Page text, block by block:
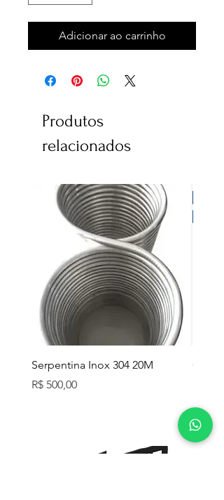
Adicionar ao carrinho
Produtos
relacionados
Serpentina Inox 304 20M
Preço
R$ 500,00
Caixa